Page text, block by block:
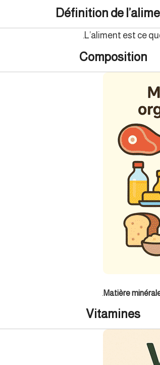
Définition de
L’aliment est ce
Composition
Matière
Vitamines